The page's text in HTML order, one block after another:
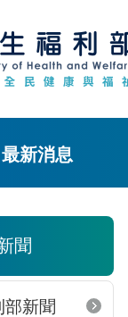
最新消息
聞
新聞